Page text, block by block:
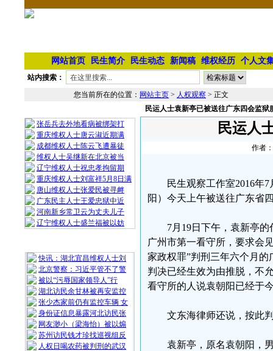
网站首页 民生简介 民生动态 新闻稿 维权经历 个人文
站内搜索：
您当前所在的位置： 网站主页 > 人权观察 > 正文
张岳兵去外地看病被绑架打
重庆维权人士唐云淑近期满
成都维权人士陈云飞遭暴徒
维权人士吴继新在北京被当
辽宁维权人士祝忠孝拘留期
重庆维权人士刘富祥5月8日满
唐山维权人士张爱民被寻衅
广东民主人士王爱忠狱中近
河南新乡常卫云为丈夫儿子
辽宁维权人士盛兰福被以妨
快讯：湖北宜昌维权人士刘
北京警察：习近平管不了警
被以“污辱国家领导人”行
湖北访民余甘林被再安监控
张少杰家前仍有监控车辆 女
身份证信息暴露河北访民张
网友渺小（梁海怡）被以煽
苏州访民钱才珍找巡视组反
人权日喝农药被判刑的武汉
民运人士袁新亭已被送往广东四会监狱
民运人
作者
民生观察工作室2016年
阳）今天上午被送往广东省
7月19日下午，袁新亭
广州市第一看守所，要求会
家政权罪”判刑三年六个月
判决已经生效为由推脱，不
看守所的人说袁朝阳已经于
文东海律师还说，按此
袁新亭，原名袁朝阳，